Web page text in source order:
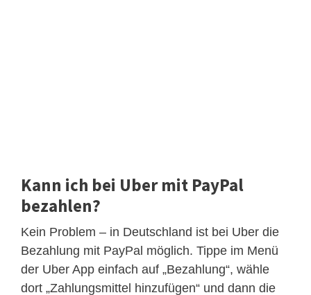
Kann ich bei Uber mit PayPal
bezahlen?
Kein Problem – in Deutschland ist bei Uber die
Bezahlung mit PayPal möglich. Tippe im Menü
der Uber App einfach auf „Bezahlung“, wähle
dort „Zahlungsmittel hinzufügen“ und dann die